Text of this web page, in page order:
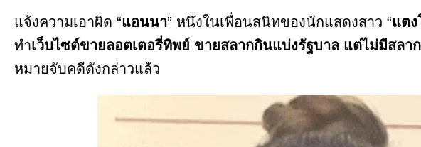
แจ้งความเอาผิด “แอนนา” หนึ่งในเพื่อนสนิทของนักแสดงสาว “แต
ทำเว็บไซต์ขายลอตเตอรี่ทิพย์ ขายสลากกินแบ่งรัฐบาล แต่ไม่มีสลา
หมายจับคดีดังกล่าวแล้ว